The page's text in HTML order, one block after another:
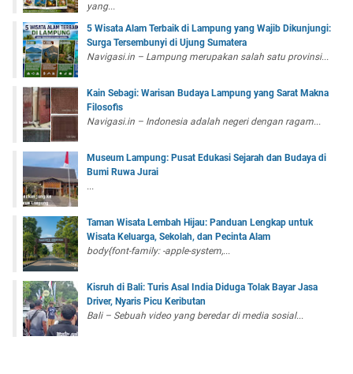
yang...
5 Wisata Alam Terbaik di Lampung yang Wajib Dikunjungi:
Surga Tersembunyi di Ujung Sumatera
Navigasi.in – Lampung merupakan salah satu provinsi...
Kain Sebagi: Warisan Budaya Lampung yang Sarat Makna
Filosofis
Navigasi.in – Indonesia adalah negeri dengan ragam...
Museum Lampung: Pusat Edukasi Sejarah dan Budaya di
Bumi Ruwa Jurai
...
Taman Wisata Lembah Hijau: Panduan Lengkap untuk
Wisata Keluarga, Sekolah, dan Pecinta Alam
body{font-family: -apple-system,...
Kisruh di Bali: Turis Asal India Diduga Tolak Bayar Jasa
Driver, Nyaris Picu Keributan
Bali – Sebuah video yang beredar di media sosial...